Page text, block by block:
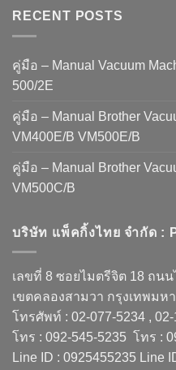
RECENT POSTS
คู่มือ – Manual Vacuum
500/2E
คู่มือ – Manual Brother
VM400E/B VM500E/B
คู่มือ – Manual Brother
VM500C/B
บริษัท แพ็คกิ้งไทย จำกัด :
เลขที่ 8 ซอยไมตรีจิต 18 ถน
เขตคลองสามวา กรุงเทพมห
โทรศัพท์ : 02-077-5234 ,
โทร : 092-545-5235 โทร :
Line ID : 0925455235 Line